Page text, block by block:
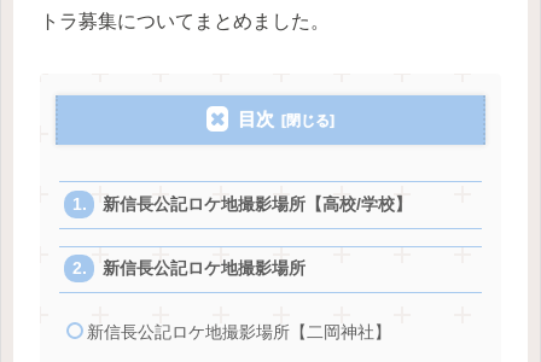
トラ募集についてまとめました。
目次
新信長公記ロケ地撮影場所【高校/学校】
新信長公記ロケ地撮影場所
新信長公記ロケ地撮影場所【二岡神社】